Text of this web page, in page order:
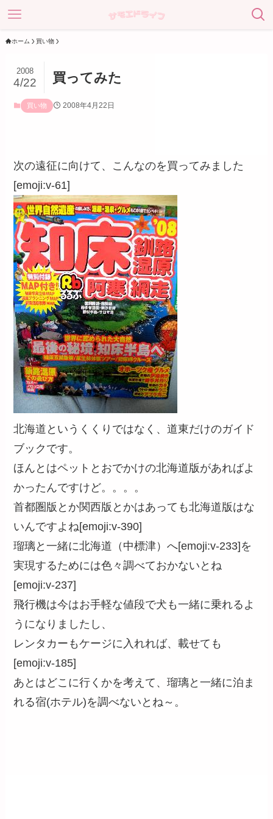
ホーム 買い物
買ってみた
2008
4/22
買い物 2008年4月22日
次の遠征に向けて、こんなのを買ってみました
[emoji:v-61]
北海道というくくりではなく、道東だけのガイド
ブックです。
ほんとはペットとおでかけの北海道版があればよ
かったんですけど。。。。
首都圏版とか関西版とかはあっても北海道版はな
いんですよね[emoji:v-390]
瑠璃と一緒に北海道（中標津）へ[emoji:v-233]を
実現するためには色々調べておかないとね
[emoji:v-237]
飛行機は今はお手軽な値段で犬も一緒に乗れるよ
うになりましたし、
レンタカーもケージに入れれば、載せても
[emoji:v-185]
あとはどこに行くかを考えて、瑠璃と一緒に泊ま
れる宿(ホテル)を調べないとね～。